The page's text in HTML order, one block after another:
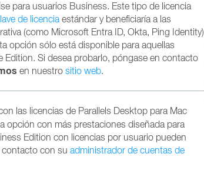
para usuarios Business. Este tipo de licencia
de licencia estándar y beneficiaría a las
(como Microsoft Entra ID, Okta, Ping Identity)
opción sólo está disponible para aquellas
Edition. Si desea probarlo, póngase en contacto
en nuestro sitio web.
las licencias de Parallels Desktop para Mac
opción con más prestaciones diseñada para
Edition con licencias por usuario pueden
contacto con su administrador de cuentas de